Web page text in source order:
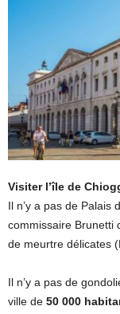
Visiter l’île de
Il n’y a pas de Palais
commissaire Brunetti
de meurtre délicates
Il n’y a pas de
ville de 50 000